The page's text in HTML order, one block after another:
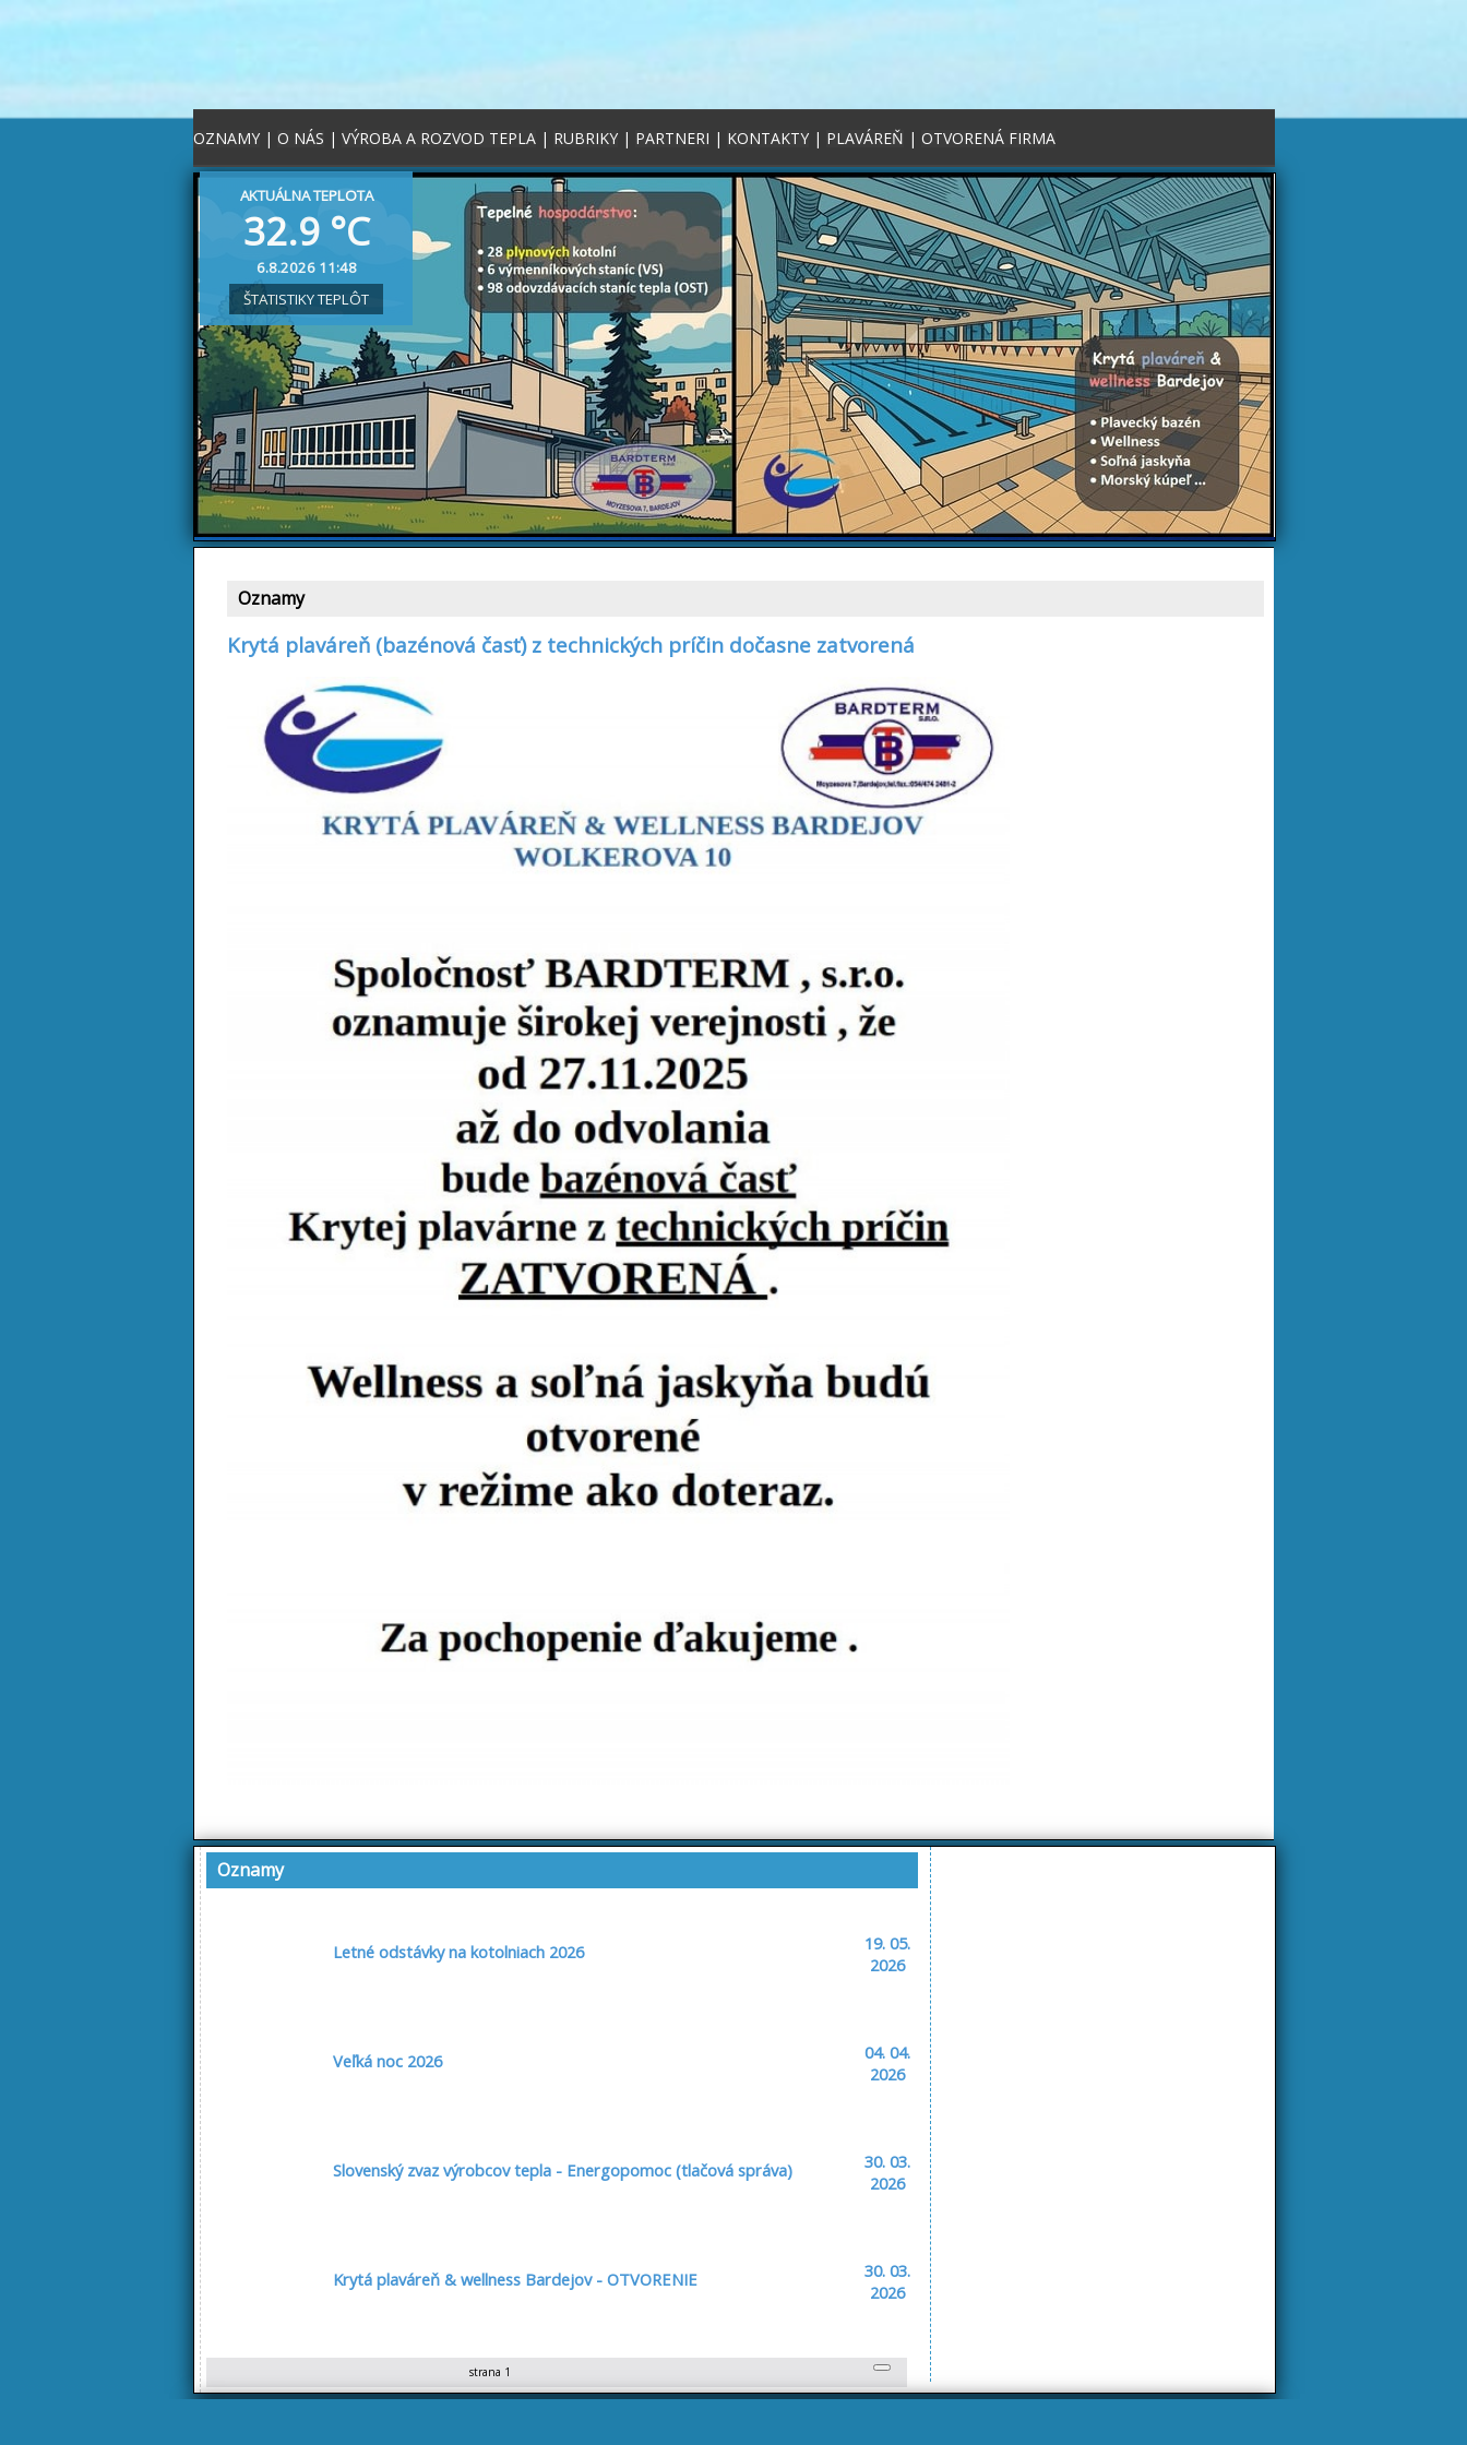
OZNAMY | O NÁS | VÝROBA A ROZVOD TEPLA | RUBRIKY | PARTNERI | KONTAKTY | PLAVÁREŇ | OTVORENÁ FIRMA
AKTUÁLNA TEPLOTA
32.9 °C
6.8.2026 11:48
ŠTATISTIKY TEPLÔT
Oznamy
Krytá plaváreň (bazénová časť) z technických príčin dočasne zatvorená
Oznamy
Letné odstávky na kotolniach 2026
19. 05.
2026
Veľká noc 2026
04. 04.
2026
Slovenský zvaz výrobcov tepla - Energopomoc (tlačová správa)
30. 03.
2026
Krytá plaváreň & wellness Bardejov - OTVORENIE
30. 03.
2026
Služby počas veľkonočných sviatkov 2026
2026
strana 1